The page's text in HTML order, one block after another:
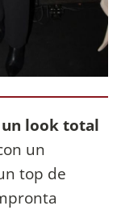
look total
un
top de